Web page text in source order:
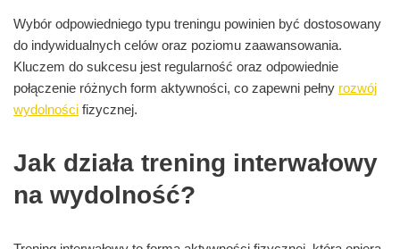
Wybór odpowiedniego typu treningu powinien być dostosowany
do indywidualnych celów oraz poziomu zaawansowania.
Kluczem do sukcesu jest regularność oraz odpowiednie
połączenie różnych form aktywności, co zapewni pełny rozwój
wydolności fizycznej.
Jak działa trening interwałowy
na wydolność?